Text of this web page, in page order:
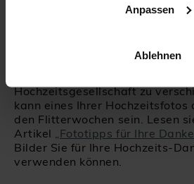
Anpassen
Ablehnen
werden sich die Gäste
gerne als Andenken behalten,
eine Dankeskarte mit einem
Hochzeitsgesellschaft zu
kann eines Ihrer Hochzeitsfotos
den Flitterwochen sein. Lesen
Artikel
„Fototipps für Ihre
Bilder Sie für Ihre Hochzeits-
verwenden können.